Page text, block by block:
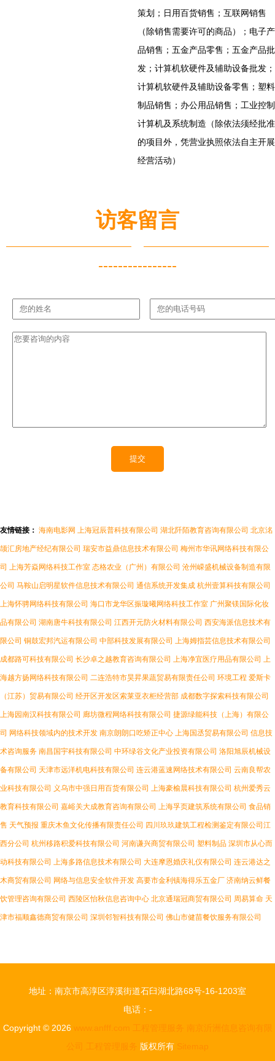
策划；日用百货销售；互联网销售
（除销售需要许可的商品）；电子产
品销售；五金产品零售；五金产品批
发；计算机软硬件及辅助设备批发；
计算机软硬件及辅助设备零售；塑料
制品销售；办公用品销售；工业控制
计算机及系统制造（除依法须经批准
的项目外，凭营业执照依法自主开展
经营活动）
访客留言
----------------
友情链接： 海南电影网 上海冠辰普科技有限公司 湖北阡陌教育咨询有限公司 北京洺
颉汇房地产经纪有限公司 瑞安市益鼎信息技术有限公司 梅州市华讯网络科技有限公
司 上海芳焱网络科技工作室 态格农业（广州）有限公司 沧州嵘盛机械设备制造有限
公司 马鞍山启明星软件信息技术有限公司 通信系统开发集成 杭州壹算科技有限公司
上海怀骋网络科技有限公司 海口市龙华区振璇曦网络科技工作室 广州聚镁国际化妆
品有限公司 湖南唐牛科技有限公司 江西开元防火材料有限公司 西安海派信息技术有
限公司 铜鼓宏邦汽运有限公司 中部科技发展有限公司 上海姆指芸信息技术有限公司
成都路可科技有限公司 长沙卓之越教育咨询有限公司 上海净宜医疗用品有限公司 上
海越方扬网络科技有限公司 二连浩特市昊昇果蔬贸易有限责任公司 环境工程 爱斯卡
（江苏）贸易有限公司 经开区开发区索莱亚衣柜经营部 成都数字探索科技有限公司
上海园南汉科技有限公司 廊坊微程网络科技有限公司 捷源绿能科技（上海）有限公
司 网络科技领域内的技术开发 南京朗朗口吃矫正中心 上海国丞贸易有限公司 信息技
术咨询服务 南昌国宇科技有限公司 中环绿谷文化产业投资有限公司 洛阳旭辰机械设
备有限公司 天津市远洋机电科技有限公司 连云港蓝速网络技术有限公司 云南良帮农
业科技有限公司 义乌市中强日用百货有限公司 上海豪榆晨科技有限公司 杭州爱秀云
教育科技有限公司 嘉峪关大成教育咨询有限公司 上海孚页建筑系统有限公司 食品销
售 天气预报 重庆木鱼文化传播有限责任公司 四川玖玖建筑工程检测鉴定有限公司江
西分公司 杭州移路积爱科技有限公司 河南谦兴商贸有限公司 塑料制品 深圳市从心而
动科技有限公司 上海多路信息技术有限公司 大连摩恩婚庆礼仪有限公司 连云港达之
木商贸有限公司 网络与信息安全软件开发 高要市金利镇海得乐五金厂 济南纳云鲜餐
饮管理咨询有限公司 西陵区怡秋信息咨询中心 北京通瑞冠商贸有限公司 周易算命 天
津市福顺鑫德商贸有限公司 深圳邻智科技有限公司 佛山市健苗餐饮服务有限公司
地址：南京市高淳区淳溪街道石臼湖北路68号-16-1203室
电话：-
Copyright © 2026 www.anfff.com 工程管理服务
南京沂洲信息咨询有限
公司
工程管理服务 版权所有 Sitemap